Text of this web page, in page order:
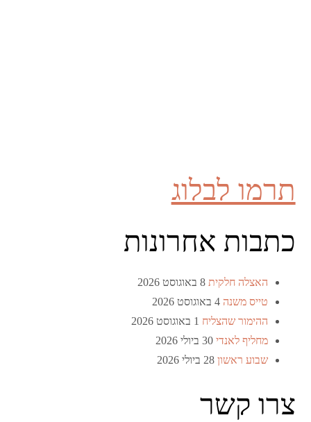
תרמו לבלוג
כתבות אחרונות
האצלה חלקית 8 באוגוסט 2026
טייס משנה 4 באוגוסט 2026
ההימור שהצליח 1 באוגוסט 2026
מחליף לאנדי 30 ביולי 2026
שבוע ראשון 28 ביולי 2026
צרו קשר